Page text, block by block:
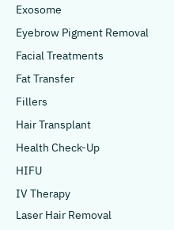
Exosome
Eyebrow Pigment Removal
Facial Treatments
Fat Transfer
Fillers
Hair Transplant
Health Check-Up
HIFU
IV Therapy
Laser Hair Removal